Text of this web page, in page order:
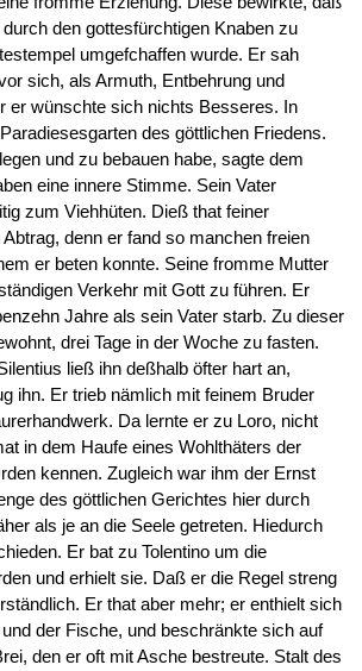
den gottesfürchtigen Knaben zu
umgefchaffen wurde. Er sah
sich, als Armuth, Entbehrung und
er wünschte sich nichts Besseres. In
des göttlichen Friedens.
und zu bebauen habe, sagte dem
eine innere Stimme. Sein Vater
zum Viehhüten. Dieß that feiner
denn er fand so manchen freien
er beten konnte. Seine fromme Mutter
Verkehr mit Gott zu führen. Er
Jahre als sein Vater starb. Zu dieser
drei Tage in der Woche zu fasten.
ließ ihn deßhalb öfter hart an,
ihn. Er trieb nämlich mit feinem Bruder
Da lernte er zu Loro, nicht
in dem Haufe eines Wohlthäters der
kennen. Zugleich war ihm der Ernst
des göttlichen Gerichtes hier durch
als je an die Seele getreten. Hiedurch
Er bat zu Tolentino um die
und erhielt sie. Daß er die Regel streng
Er that aber mehr; er enthielt sich
der Fische, und beschränkte sich auf
den er oft mit Asche bestreute. Stalt des